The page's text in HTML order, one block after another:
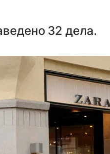
32 дела.